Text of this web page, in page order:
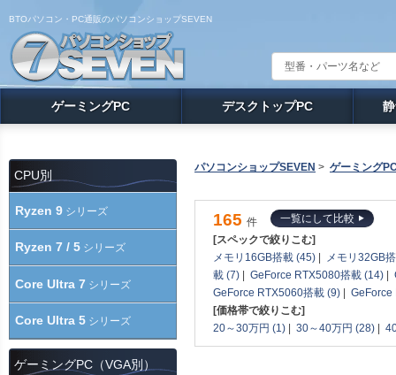
BTOパソコン・PC通販のパソコンショップSEVEN
ゲーミングPC デスクトップPC
パソコンショップSEVEN > ゲーミング
165 件
一覧にして比較
[スペックで絞りこむ]
メモリ16GB搭載 (45) |
メモリ32GB
載 (7) | GeForce RTX5080搭載 (14) |
GeForce RTX5060搭載 (9) | GeForce
[価格帯で絞りこむ]
20～30万円 (1) | 30～40万円 (28) |
CPU別
Ryzen 9 シリーズ
Ryzen 7 / 5 シリーズ
Core Ultra 7 シリーズ
Core Ultra 5 シリーズ
ゲーミングPC（VGA別）